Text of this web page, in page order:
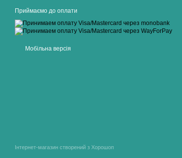
Приймаємо до оплати
Мобільна версія
Інтернет-магазин створений з Хорошоп